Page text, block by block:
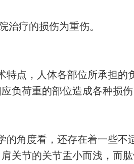
治疗的损伤为重伤。
特点，人体各部位所承担的
负荷重的部位造成各种损
的角度看，还存在着一些
关节的关节盂小而浅，而